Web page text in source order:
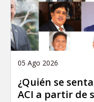
05 Ago 2026
¿Quién se
ACI a partir de